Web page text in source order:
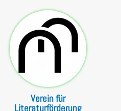
Verein für
Literaturförderung